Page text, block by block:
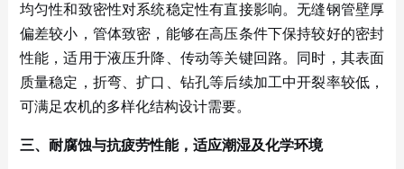
均匀性和致密性对系统稳定性有直接影响。无缝钢管壁厚
偏差较小，管体致密，能够在高压条件下保持较好的密封
性能，适用于液压升降、传动等关键回路。同时，其表面
质量稳定，折弯、扩口、钻孔等后续加工中开裂率较低，
可满足农机的多样化结构设计需要。
三、耐腐蚀与抗疲劳性能，适应潮湿及化学环境